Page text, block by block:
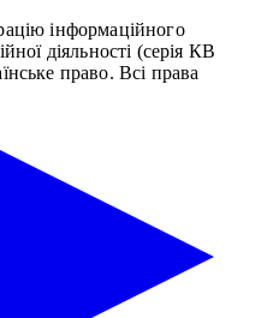
інформаційного
діяльності (серія КВ
право. Всі права